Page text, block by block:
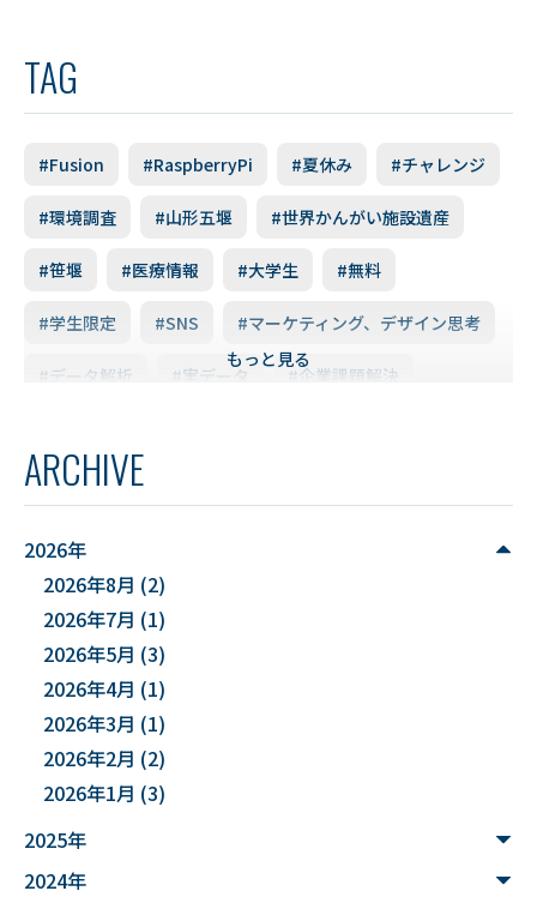
TAG
#Fusion #RaspberryPi #夏休み #チャレンジ
#環境調査 #山形五堰 #世界かんがい施設遺産
#笹堰 #医療情報 #大学生 #無料
#学生限定 #SNS #マーケティング、デザイン思考
#データ解析 #実データ #企業課題解決
#YUDS #庄内地方
#DXハイスクール
#能登半島地震被害調査
#文化財 #災害
#”オットセイ”のブロニー君
#３Dデータ
#まちの記憶を残し隊
もっと見る
ARCHIVE
2026年
2026年8月 (2)
2026年7月 (1)
2026年5月 (3)
2026年4月 (1)
2026年3月 (1)
2026年2月 (2)
2026年1月 (3)
2025年
2024年